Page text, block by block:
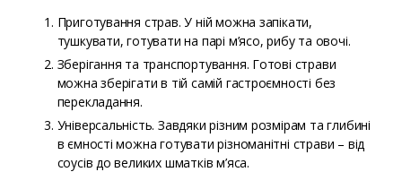
Приготування страв. У ній можна запікати,
тушкувати, готувати на парі м’ясо, рибу та овочі.
Зберігання та транспортування. Готові страви
можна зберігати в тій самій гастроємності без
перекладання.
Універсальність. Завдяки різним розмірам та глибині
в ємності можна готувати різноманітні страви – від
соусів до великих шматків м’яса.